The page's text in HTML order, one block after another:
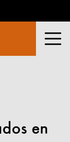
en